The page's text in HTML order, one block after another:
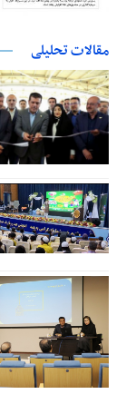
مقالات تحلیلی